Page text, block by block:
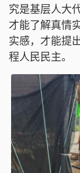
究是基层人大
才能了解真情
实感，才能提
程人民民主。